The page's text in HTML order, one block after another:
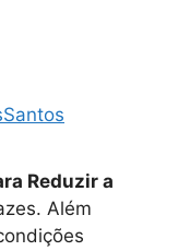
Reduzir a
Além